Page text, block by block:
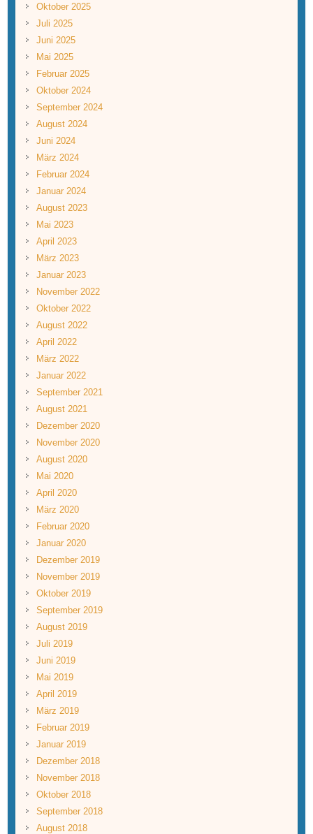
Oktober 2025
Juli 2025
Juni 2025
Mai 2025
Februar 2025
Oktober 2024
September 2024
August 2024
Juni 2024
März 2024
Februar 2024
Januar 2024
August 2023
Mai 2023
April 2023
März 2023
Januar 2023
November 2022
Oktober 2022
August 2022
April 2022
März 2022
Januar 2022
September 2021
August 2021
Dezember 2020
November 2020
August 2020
Mai 2020
April 2020
März 2020
Februar 2020
Januar 2020
Dezember 2019
November 2019
Oktober 2019
September 2019
August 2019
Juli 2019
Juni 2019
Mai 2019
April 2019
März 2019
Februar 2019
Januar 2019
Dezember 2018
November 2018
Oktober 2018
September 2018
August 2018